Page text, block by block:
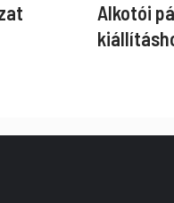
Alkotói